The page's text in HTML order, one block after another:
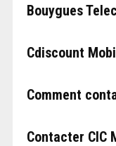
Bouygues
Cdiscount
Comment
Contacter CIC